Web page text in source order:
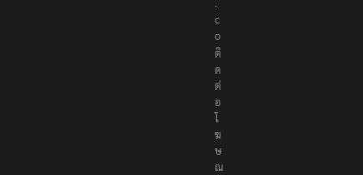
.
c
o
ติ
ด
ต่
อ
โ
ฆ
ษ
ณ